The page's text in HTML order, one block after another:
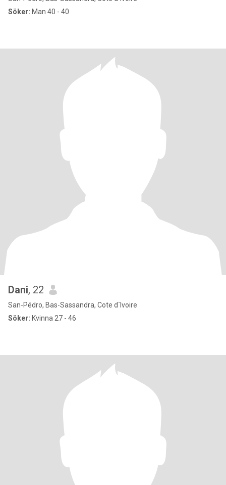
Söker: Man 40 - 40
Dani, 22
San-Pédro, Bas-Sassandra, Cote d´Ivoire
Söker: Kvinna 27 - 46